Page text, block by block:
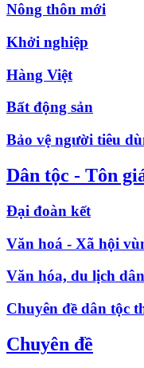
Nông thôn mới
Khởi nghiệp
Hàng Việt
Bất động sản
Bảo vệ người tiêu
Dân tộc - Tôn
Đại đoàn kết
Văn hoá - Xã hội
Văn hóa, du lịch
Chuyên đề dân tộc
Chuyên đề